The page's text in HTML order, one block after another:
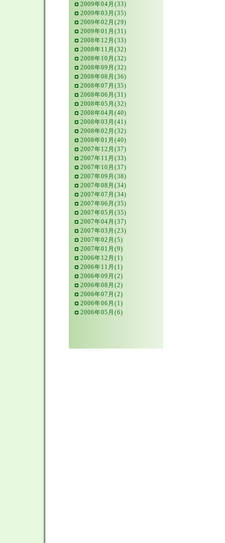
2009年04月(33)
2009年03月(35)
2009年02月(29)
2009年01月(31)
2008年12月(33)
2008年11月(32)
2008年10月(32)
2008年09月(32)
2008年08月(36)
2008年07月(35)
2008年06月(31)
2008年05月(32)
2008年04月(40)
2008年03月(41)
2008年02月(32)
2008年01月(40)
2007年12月(37)
2007年11月(33)
2007年10月(37)
2007年09月(38)
2007年08月(34)
2007年07月(34)
2007年06月(35)
2007年05月(35)
2007年04月(37)
2007年03月(23)
2007年02月(5)
2007年01月(9)
2006年12月(1)
2006年11月(1)
2006年09月(2)
2006年08月(2)
2006年07月(2)
2006年06月(1)
2006年05月(6)